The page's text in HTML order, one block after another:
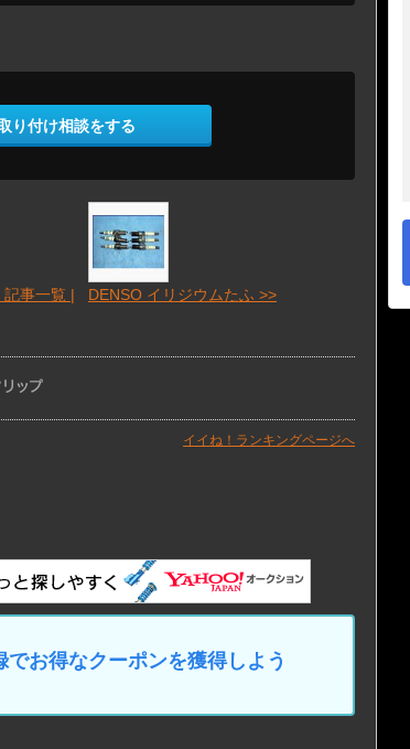
り付け相談をする
記事一覧 | DENSO イリジウムたふ >>
イイね！ランキングページへ
お得なクーポンを獲得しよう